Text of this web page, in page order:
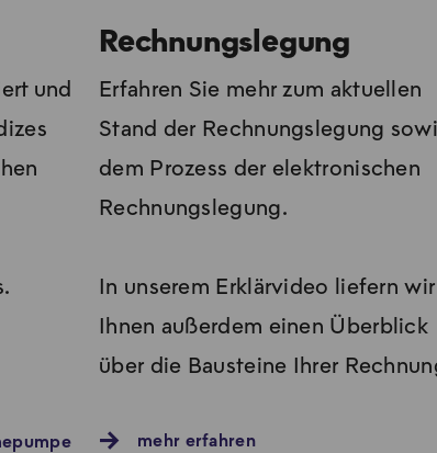
und
Rechnungslegung
Erfahren Sie mehr zum aktuellen
Stand der Rechnungslegung
dem Prozess der elektronischen
Rechnungslegung.
In unserem Erklärvideo liefern wir
Ihnen außerdem einen Überblick
über die Bausteine Ihrer
mehr erfahren